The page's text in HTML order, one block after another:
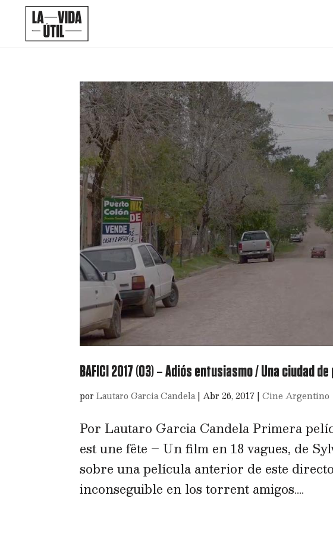
BAFICI 2017 (03) – Adiós entusiasmo / Una ciudad
porLautaro Garcia Candela|Abr 26, 2017 |Cine Argentino
Por Lautaro Garcia Candela Primera
est une fête – Un film en 18 vagues, de
sobre una película anterior de este
inconseguible en los torrent amigos....